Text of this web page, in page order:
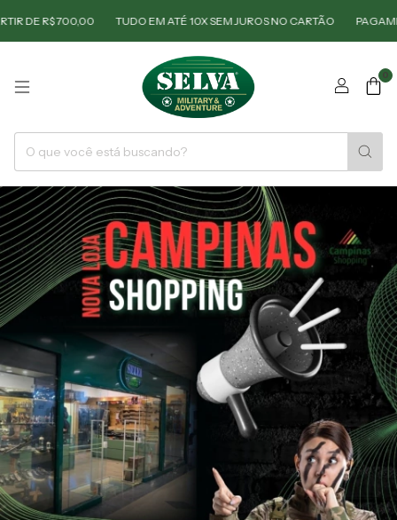
R$ 700,00 TUDO EM ATÉ 10X SEM JUROS NO CARTÃO PAGAMENTO
0